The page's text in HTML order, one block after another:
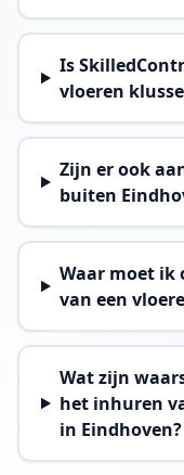
Is
vloeren
Zijn er ook
buiten
Waar moet ik
van een
Wat zijn
het inhuren
in Eindhoven?